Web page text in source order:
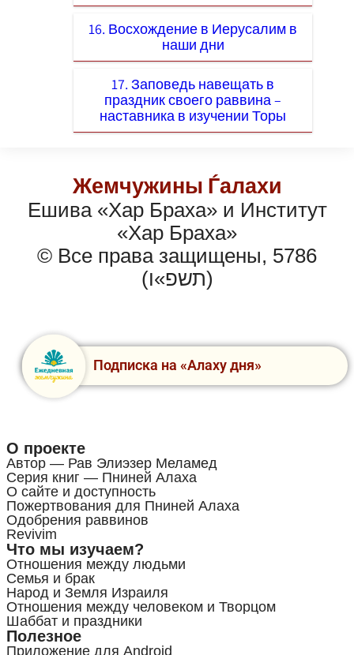
16. Восхождение в Иерусалим в
наши дни
17. Заповедь навещать в
праздник своего раввина –
наставника в изучении Торы
Жемчужины Ѓалахи
Ешива «Хар Браха» и Институт
«Хар Браха»
© Все права защищены, 5786
(תשפ»ו)
Подписка на «Алаху дня»
О проекте
Автор — Рав Элиэзер Меламед
Серия книг — Пниней Алаха
О сайте и доступность
Пожертвования для Пниней Алаха
Одобрения раввинов
Revivim
Что мы изучаем?
Отношения между людьми
Семья и брак
Народ и Земля Израиля
Отношения между человеком и Творцом
Шаббат и праздники
Полезное
Приложение для Android